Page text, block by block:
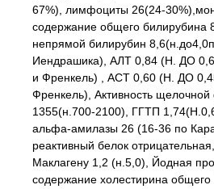
67%), лимфоциты 26(24-
содержание общего билирубина
непрямой билирубин
Иендрашика), АЛТ 0,84 (Н. ДО
и Френкель) , АСТ 0,60 (Н. ДО
Френкель), Активность
1355(н.700-2100), ГГТП
альфа-амилазы 26 (16-36 по
реактивный белок
Маклагену 1,2 (н.5,0), Йодная
содержание холестирина